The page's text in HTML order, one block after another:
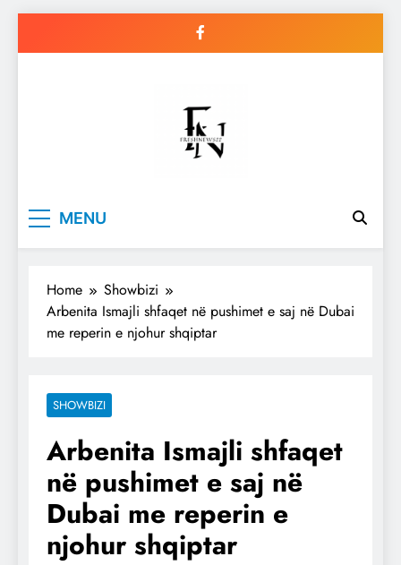
MENU
Home
Showbizi
Arbenita Ismajli shfaqet në pushimet e saj në Dubai
me reperin e njohur shqiptar
SHOWBIZI
Arbenita Ismajli shfaqet
në pushimet e saj në
Dubai me reperin e
njohur shqiptar